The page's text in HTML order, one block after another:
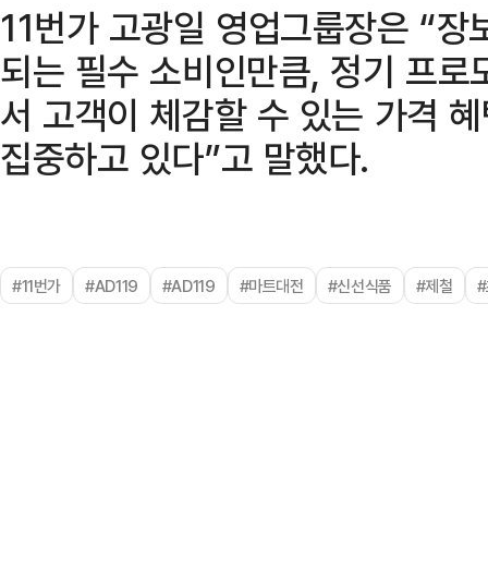
11번가 고광일 영업그룹장은 “
되는 필수 소비인만큼, 정기 프로
서 고객이 체감할 수 있는 가격
집중하고 있다”고 말했다.
#11번가 #AD119 #AD119 #마트대전 #신선식품 #제철